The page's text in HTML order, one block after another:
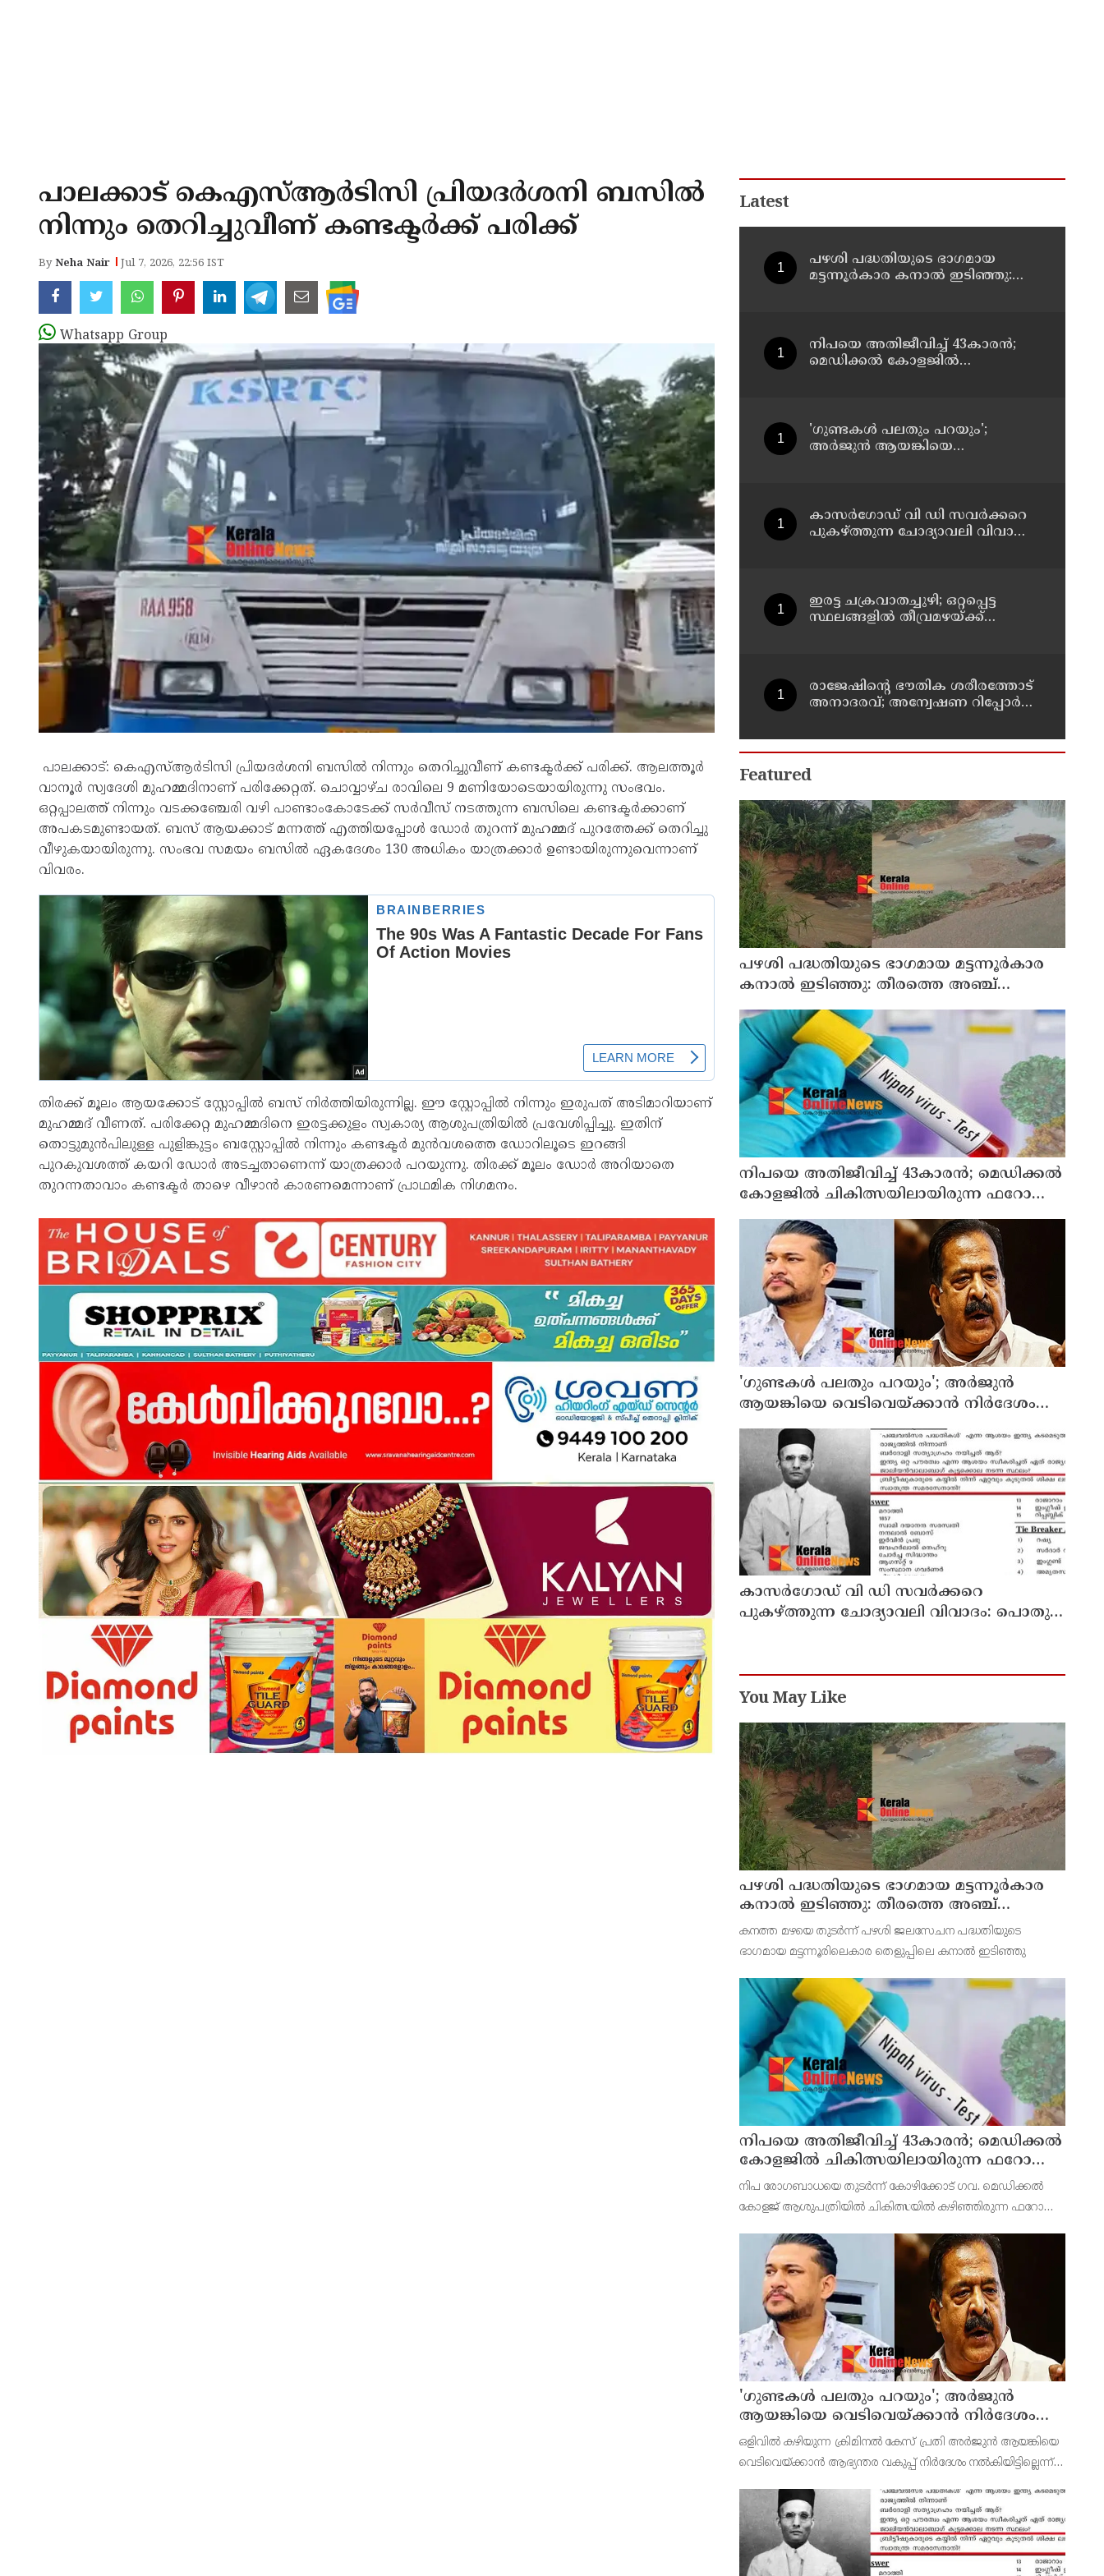
പാലക്കാട് കെഎസ്ആർടിസി പ്രിയദർശനി ബസിൽ
നിന്നും തെറിച്ചുവീണ് കണ്ടക്ടർക്ക് പരിക്ക്
ByNeha Nair Jul 7, 2026, 22:56 IST
Whatsapp Group
പാലക്കാട്: കെഎസ്ആർടിസി പ്രിയദർശനി ബസിൽ നിന്നും തെറിച്ചുവീണ് കണ്ടക്ടർക്ക് പരിക്ക്. ആലത്തൂർ
വാനൂർ സ്വദേശി മുഹമ്മദിനാണ് പരിക്കേറ്റത്. ചൊവ്വാഴ്ച രാവിലെ 9 മണിയോടെയായിരുന്നു സംഭവം.
ഒറ്റപ്പാലത്ത് നിന്നും വടക്കഞ്ചേരി വഴി പാണ്ടാംകോടേക്ക് സർവീസ് നടത്തുന്ന ബസിലെ കണ്ടക്ടർക്കാണ്
അപകടമുണ്ടായത്. ബസ് ആയക്കാട് മന്നത്ത് എത്തിയപ്പോൾ ഡോർ തുറന്ന് മുഹമ്മദ് പുറത്തേക്ക് തെറിച്ചു
വീഴുകയായിരുന്നു. സംഭവ സമയം ബസിൽ ഏകദേശം 130 അധികം യാത്രക്കാർ ഉണ്ടായിരുന്നുവെന്നാണ്
വിവരം.
തിരക്ക് മൂലം ആയക്കോട് സ്റ്റോപ്പിൽ ബസ് നിർത്തിയിരുന്നില്ല. ഈ സ്റ്റോപ്പിൽ നിന്നും ഇരുപത് അടിമാറിയാണ്
മുഹമ്മദ് വീണത്. പരിക്കേറ്റ മുഹമ്മദിനെ ഇരട്ടക്കുളം സ്വകാര്യ ആശുപത്രിയിൽ പ്രവേശിപ്പിച്ചു. ഇതിന്
തൊട്ടുമുൻപിലുള്ള പുളിങ്കുട്ടം ബസ്റ്റോപ്പിൽ നിന്നും കണ്ടക്ടർ മുൻവശത്തെ ഡോറിലൂടെ ഇറങ്ങി
പുറകുവശത്ത് കയറി ഡോർ അടച്ചതാണെന്ന് യാത്രക്കാർ പറയുന്നു. തിരക്ക് മൂലം ഡോർ അറിയാതെ
തുറന്നതാവാം കണ്ടക്ടർ താഴെ വീഴാൻ കാരണമെന്നാണ് പ്രാഥമിക നിഗമനം.
Latest
പഴശി പദ്ധതിയുടെ ഭാഗമായ
മട്ടന്നൂർകാര കനാൽ ഇടിഞ്ഞു:
നിപയെ അതിജീവിച്ച് 43കാരന്‍;
മെഡിക്കല്‍ കോളജില്‍
'ഗുണ്ടകൾ പലതും പറയും';
അർജുൻ ആയങ്കിയെ
കാസർഗോഡ് വി ഡി സവർക്കറെ
പുകഴ്ത്തുന്ന ചോദ്യാവലി വിവാദം:
ഇരട്ട ചക്രവാതച്ചുഴി; ഒറ്റപ്പെട്ട
സ്ഥലങ്ങളില്‍ തീവ്രമഴയ്ക്ക്
രാജേഷിന്റെ ഭൗതിക ശരീരത്തോട്
അനാദരവ്; അന്വേഷണ റിപ്പോര്‍ട്ട്
Featured
പഴശി പദ്ധതിയുടെ ഭാഗമായ മട്ടന്നൂർകാര
കനാൽ ഇടിഞ്ഞു: തീരത്തെ അഞ്ച്
കുടുംബങ്ങളെ മാറ്റി
നിപയെ അതിജീവിച്ച് 43കാരന്‍; മെഡിക്കല്‍
കോളജില്‍ ചികിത്സയിലായിരുന്ന ഫറോക്ക്
സ്വദേശി വീട്ടിലേക്ക് മടങ്ങി
'ഗുണ്ടകൾ പലതും പറയും'; അർജുൻ
ആയങ്കിയെ വെടിവെയ്ക്കാൻ നിർദേശം
നൽകിയിട്ടില്ലെന്ന് രമേശ് ചെന്നിത്തല
കാസർഗോഡ് വി ഡി സവർക്കറെ
പുകഴ്ത്തുന്ന ചോദ്യാവലി വിവാദം: പൊതു
You May Like
പഴശി പദ്ധതിയുടെ ഭാഗമായ മട്ടന്നൂർകാര
കനാൽ ഇടിഞ്ഞു: തീരത്തെ അഞ്ച്
കുടുംബങ്ങളെ മാറ്റി
കനത്ത മഴയെ തുടർന്ന് പഴശി ജലസേചന പദ്ധതിയുടെ
ഭാഗമായ മട്ടന്നൂരിലെകാര തെളുപ്പിലെ കനാൽ ഇടിഞ്ഞു
നിപയെ അതിജീവിച്ച് 43കാരന്‍; മെഡിക്കല്‍
കോളജില്‍ ചികിത്സയിലായിരുന്ന ഫറോക്ക്
സ്വദേശി വീട്ടിലേക്ക് മടങ്ങി
നിപ രോഗബാധയെ തുടര്‍ന്ന് കോഴിക്കോട് ഗവ. മെഡിക്കല്‍
കോളജ് ആശുപത്രിയില്‍ ചികിത്സയില്‍ കഴിഞ്ഞിരുന്ന ഫറോക്ക്
ആശുപത്രി വിട്ടു. ജൂണ്‍ 11ന് പുലര്‍ച്ചെയാണ
'ഗുണ്ടകൾ പലതും പറയും'; അർജുൻ
ആയങ്കിയെ വെടിവെയ്ക്കാൻ നിർദേശം
നൽകിയിട്ടില്ലെന്ന് രമേശ് ചെന്നിത്തല
ഒളിവില്‍ കഴിയുന്ന ക്രിമിനല്‍ കേസ് പ്രതി അര്‍ജുന്‍ ആയങ്കിയെ
വെടിവെയ്ക്കാന്‍ ആഭ്യന്തര വകുപ്പ് നിര്‍ദേശം നല്‍കിയിട്ടില്ലെന്ന്